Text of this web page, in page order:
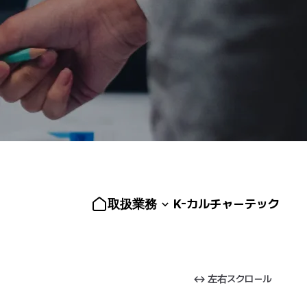
取扱業務 K-カルチャーテック
↔ 左右スクロール